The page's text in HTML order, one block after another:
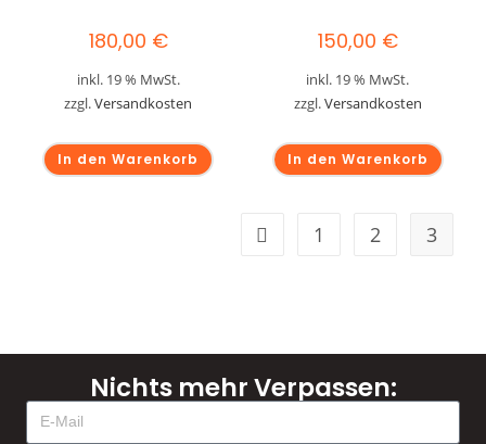
180,00 €
inkl. 19 % MwSt.
zzgl.Versandkosten
In den Warenkorb
150,00 €
inkl. 19 % MwSt.
zzgl.Versandkosten
In den Warenkorb
1 2 3
Nichts mehr Verpassen: